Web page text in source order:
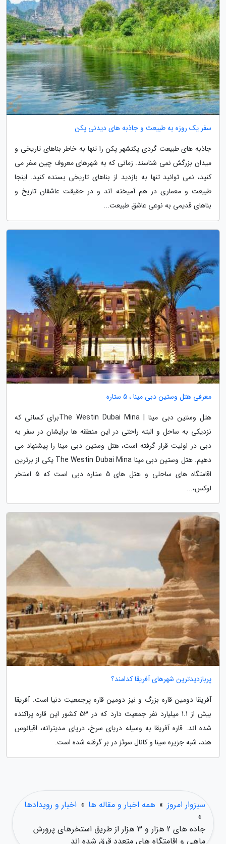
سفر یک روزه به طبیعت و جاذبه های دیدنی پکن
جاذبه های طبیعت گردی پکنشهر پکن را تنها به خاطر بناهای تاریخی و
میدان بزرگش نمی شناسند. زمانی که به شهرهای معروف چین سفر می
کنید، نمی توانید تنها به بازدید از بناهای تاریخی بسنده کنید. اینجا
طبیعت و معماری در هم آمیخته اند و در حقیقت عاشقان تاریخ و
بناهای قدیمی به نوعی عاشق طبیعت...
معرفی هتل وستین دبی مینا ، 5 ستاره
هتل وستین دبی مینا | The Westin Dubai Minaبرای کسانی که
نزدیکی به ساحل و البته راحتی در این منطقه ها برایشان در سفر به
دبی در اولیت قرار گرفته است، هتل وستین دبی مینا را پیشنهاد می
دهیم. هتل وستین دبی مینا The Westin Dubai Mina یکی از برترین
اقامتگاه های ساحلی و هتل های 5 ستاره دبی است که 5 استخر
لوکس،...
پربازدیدترین شهرهای آفریقا کدامند؟
آفریقا دومین قاره بزرگ و نیز دومین قاره پرجمعیت دنیا است. آفریقا
بیش از 1.1 میلیارد نفر جمعیت دارد که در 53 کشور این قاره پراکنده
شده اند. قاره آفریقا به وسیله دریای سرخ، دریای مدیترانه، اقیانوس
هند، شبه جزیره سینا و کانال سوئز در بر گرفته شده است.
سبزوار امروز » همه اخبار و مقاله ها » اخبار و رویدادها
»
جاده های 2 هزار و 3 هزار از طریق استخرهای پرورش
ماهی و اقامتگاه های متعدد قرق شده اند